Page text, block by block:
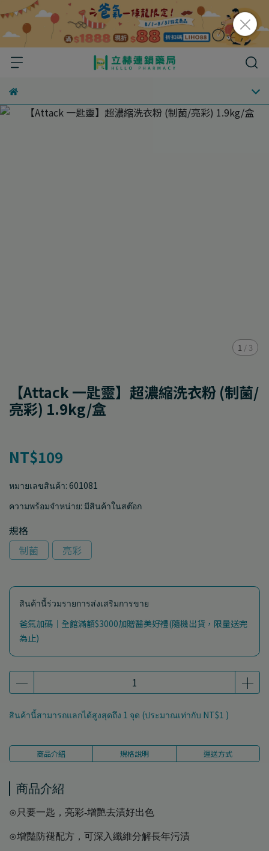
1 / 3
【Attack 一匙靈】超濃縮洗衣粉 (制菌/
亮彩) 1.9kg/盒
NT$109
หมายเลขสินค้า: 601081
ความพร้อมจำหน่าย: มีสินค้าในสต๊อก
規格
制菌
亮彩
สินค้านี้ร่วมรายการส่งเสริมการขาย
爸氣加碼｜全館滿額$3000加贈醫美好禮(隨機出貨，限量送完
為止)
สินค้านี้สามารถแลกได้สูงสุดถึง 1 จุด (ประมาณเท่ากับ NT$1 )
商品介紹 規格說明 運送方式
商品介紹
⊙只要一匙，亮彩-增艷去漬好出色
⊙增豔防褪配方，可深入纖維分解長年污漬